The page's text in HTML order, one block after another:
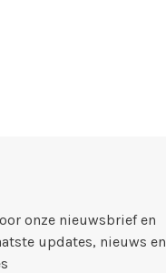
onze nieuwsbrief en
updates, nieuws en